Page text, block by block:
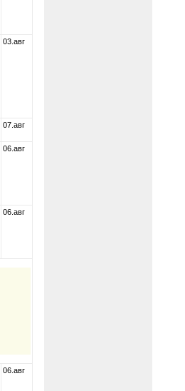
03.авг
07.авг
06.авг
06.авг
06.авг